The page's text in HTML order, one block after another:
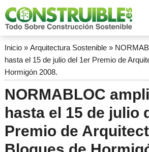
Inicio» Arquitectura Sostenible»
hasta el 15 de julio del 1er Premio de
Hormigón 2008.
NORMABLOC
hasta el 15 de julio
Premio de